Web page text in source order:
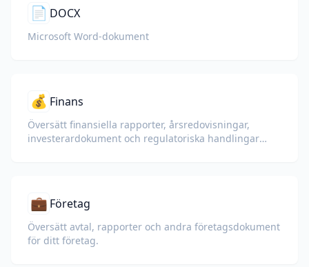
📄 DOCX
Microsoft Word-dokument
💰 Finans
Översätt finansiella rapporter, årsredovisningar,
investerardokument och regulatoriska handlingar
💼 Företag
Översätt avtal, rapporter och andra företagsdokument
för ditt företag.